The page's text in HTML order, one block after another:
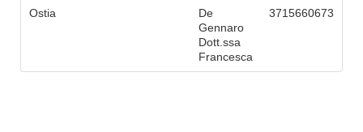
Ostia
De
Gennaro
Dott.ssa
Francesca
3715660673